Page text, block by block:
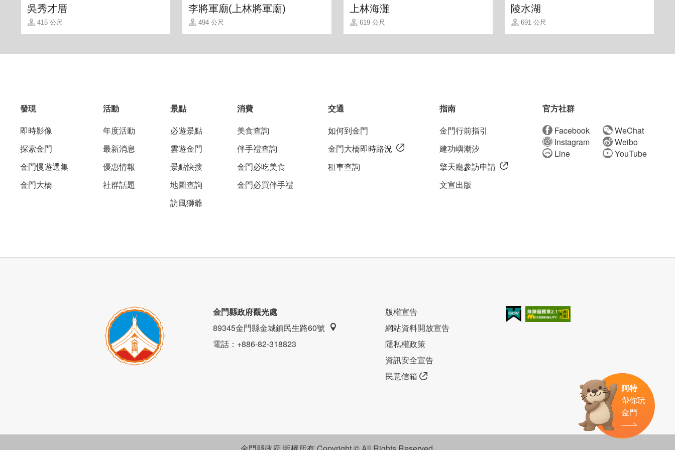
吳秀才厝
415 公尺
李將軍廟(上林將軍廟)
494 公尺
上林海灘
619 公尺
陵水湖
691 公尺
阿特
帶你玩
金門
發現
即時影像
探索金門
金門慢遊選集
金門大橋
活動
年度活動
最新消息
優惠情報
社群話題
景點
必遊景點
雲遊金門
景點快搜
地圖查詢
訪風獅爺
消費
美食查詢
伴手禮查詢
金門必吃美食
金門必買伴手禮
交通
如何到金門
金門大橋即時路況
租車查詢
指南
金門行前指引
建功嶼潮汐
擎天廳參訪申請
文宣出版
官方社群
Facebook
WeChat
Instagram
Weibo
Line
YouTube
金門縣政府觀光處
89345金門縣金城鎮民生路60號
電話：+886-82-318823
版權宣告
網站資料開放宣告
隱私權政策
資訊安全宣告
民意信箱